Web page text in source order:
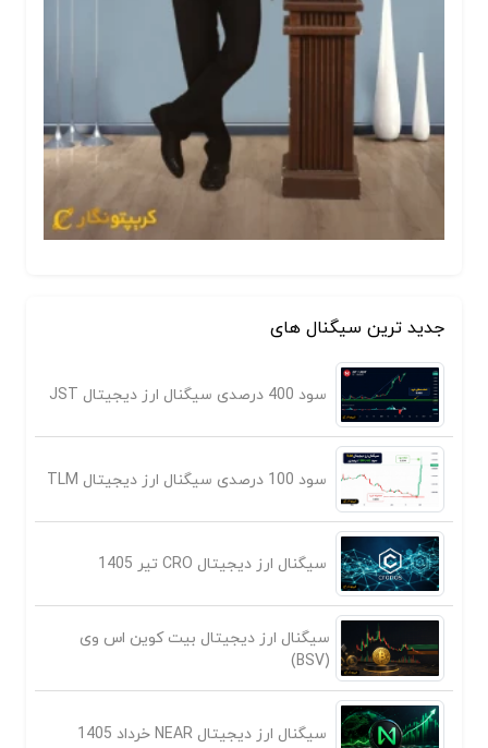
جدید ترین سیگنال های
سود 400 درصدی سیگنال ارز دیجیتال JST
سود 100 درصدی سیگنال ارز دیجیتال TLM
سیگنال ارز دیجیتال CRO تیر 1405
سیگنال ارز دیجیتال بیت کوین اس وی
(BSV)
سیگنال ارز دیجیتال NEAR خرداد 1405